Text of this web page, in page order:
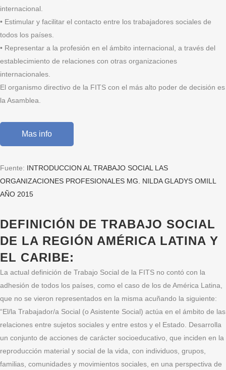
internacional.
• Estimular y facilitar el contacto entre los trabajadores sociales de
todos los países.
• Representar a la profesión en el ámbito internacional, a través del
establecimiento de relaciones con otras organizaciones
internacionales.
El organismo directivo de la FITS con el más alto poder de decisión es
la Asamblea.
Mas info
Fuente: INTRODUCCION AL TRABAJO SOCIAL LAS
ORGANIZACIONES PROFESIONALES MG. NILDA GLADYS OMILL
AÑO 2015
DEFINICIÓN DE TRABAJO SOCIAL
DE LA REGIÓN AMÉRICA LATINA Y
EL CARIBE:
La actual definición de Trabajo Social de la FITS no contó con la
adhesión de todos los países, como el caso de los de América Latina,
que no se vieron representados en la misma acuñando la siguiente:
“El/la Trabajador/a Social (o Asistente Social) actúa en el ámbito de las
relaciones entre sujetos sociales y entre estos y el Estado. Desarrolla
un conjunto de acciones de carácter socioeducativo, que inciden en la
reproducción material y social de la vida, con individuos, grupos,
familias, comunidades y movimientos sociales, en una perspectiva de